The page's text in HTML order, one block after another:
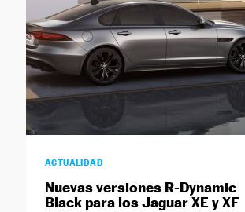
ACTUALIDAD
Nuevas versiones R-Dynamic
Black para los Jaguar XE y XF